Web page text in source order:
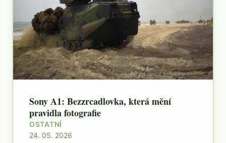
Sony A1: Bezzrcadlovka, která mění
pravidla fotografie
OSTATNÍ
24. 05. 2026